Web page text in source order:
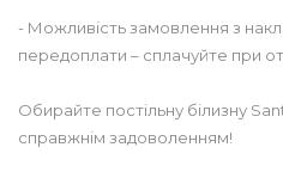
- Можливість замовлення з
передоплати – сплачуйте при
Обирайте постільну білизну
справжнім задоволенням!